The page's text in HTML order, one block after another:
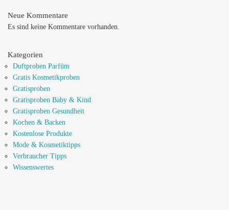
Neue Kommentare
Es sind keine Kommentare vorhanden.
Kategorien
Duftproben Parfüm
Gratis Kosmetikproben
Gratisproben
Gratisproben Baby & Kind
Gratisproben Gesundheit
Kochen & Backen
Kostenlose Produkte
Mode & Kosmetiktipps
Verbraucher Tipps
Wissenswertes